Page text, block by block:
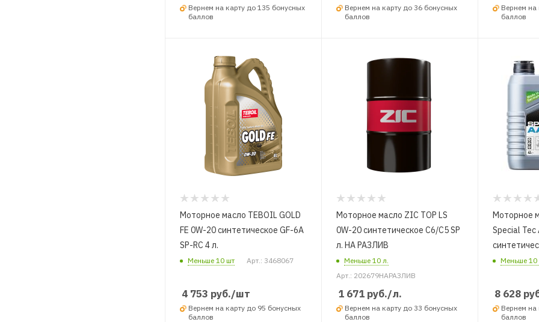
Вернем на карту до 135 бонусных
баллов
Вернем на карту до 36 бонусных
баллов
Вернем на
баллов
Моторное масло TEBOIL GOLD
FE 0W-20 синтетическое GF-6A
SP-RC 4 л.
Меньше 10 шт Арт.: 3468067
4 753 руб./шт
Вернем на карту до 95 бонусных
баллов
Моторное масло ZIC TOP LS
0W-20 синтетическое C6/C5 SP
л. НА РАЗЛИВ
Меньше 10 л.
Арт.: 202679НАРАЗЛИВ
1 671руб./л.
Вернем на карту до 33 бонусных
баллов
Моторное
Special Tec
Меньше 10
8 628
Вернем на
баллов